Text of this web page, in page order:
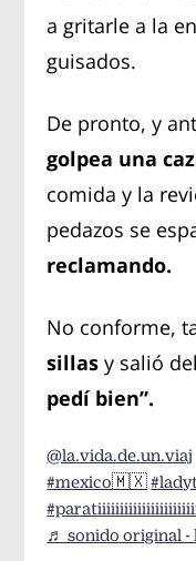
a gritarle a la
guisados.
De pronto, y
golpea una
comida y la
pedazos se
reclamando.
No conforme,
sillas y salió
pedí bien”.
@la.vida.de.un.viaj
#mexico🇲🇽
♬ sonido original -